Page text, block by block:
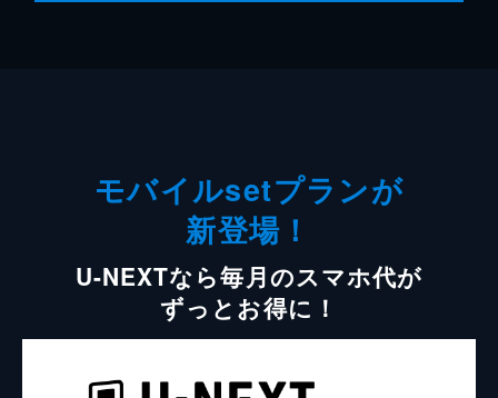
モバイルsetプランが
新登場！
U-NEXTなら毎月のスマホ代が
ずっとお得に！